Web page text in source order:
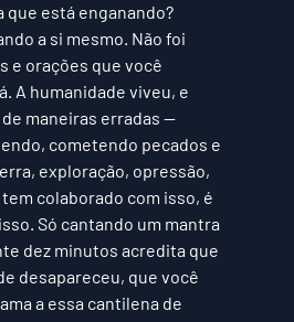
que está enganando?
a si mesmo. Não foi
e orações que você
A humanidade viveu, e
maneiras erradas —
cometendo pecados e
exploração, opressão,
colaborado com isso, é
Só cantando um mantra
dez minutos acredita que
desapareceu, que você
a essa cantilena de